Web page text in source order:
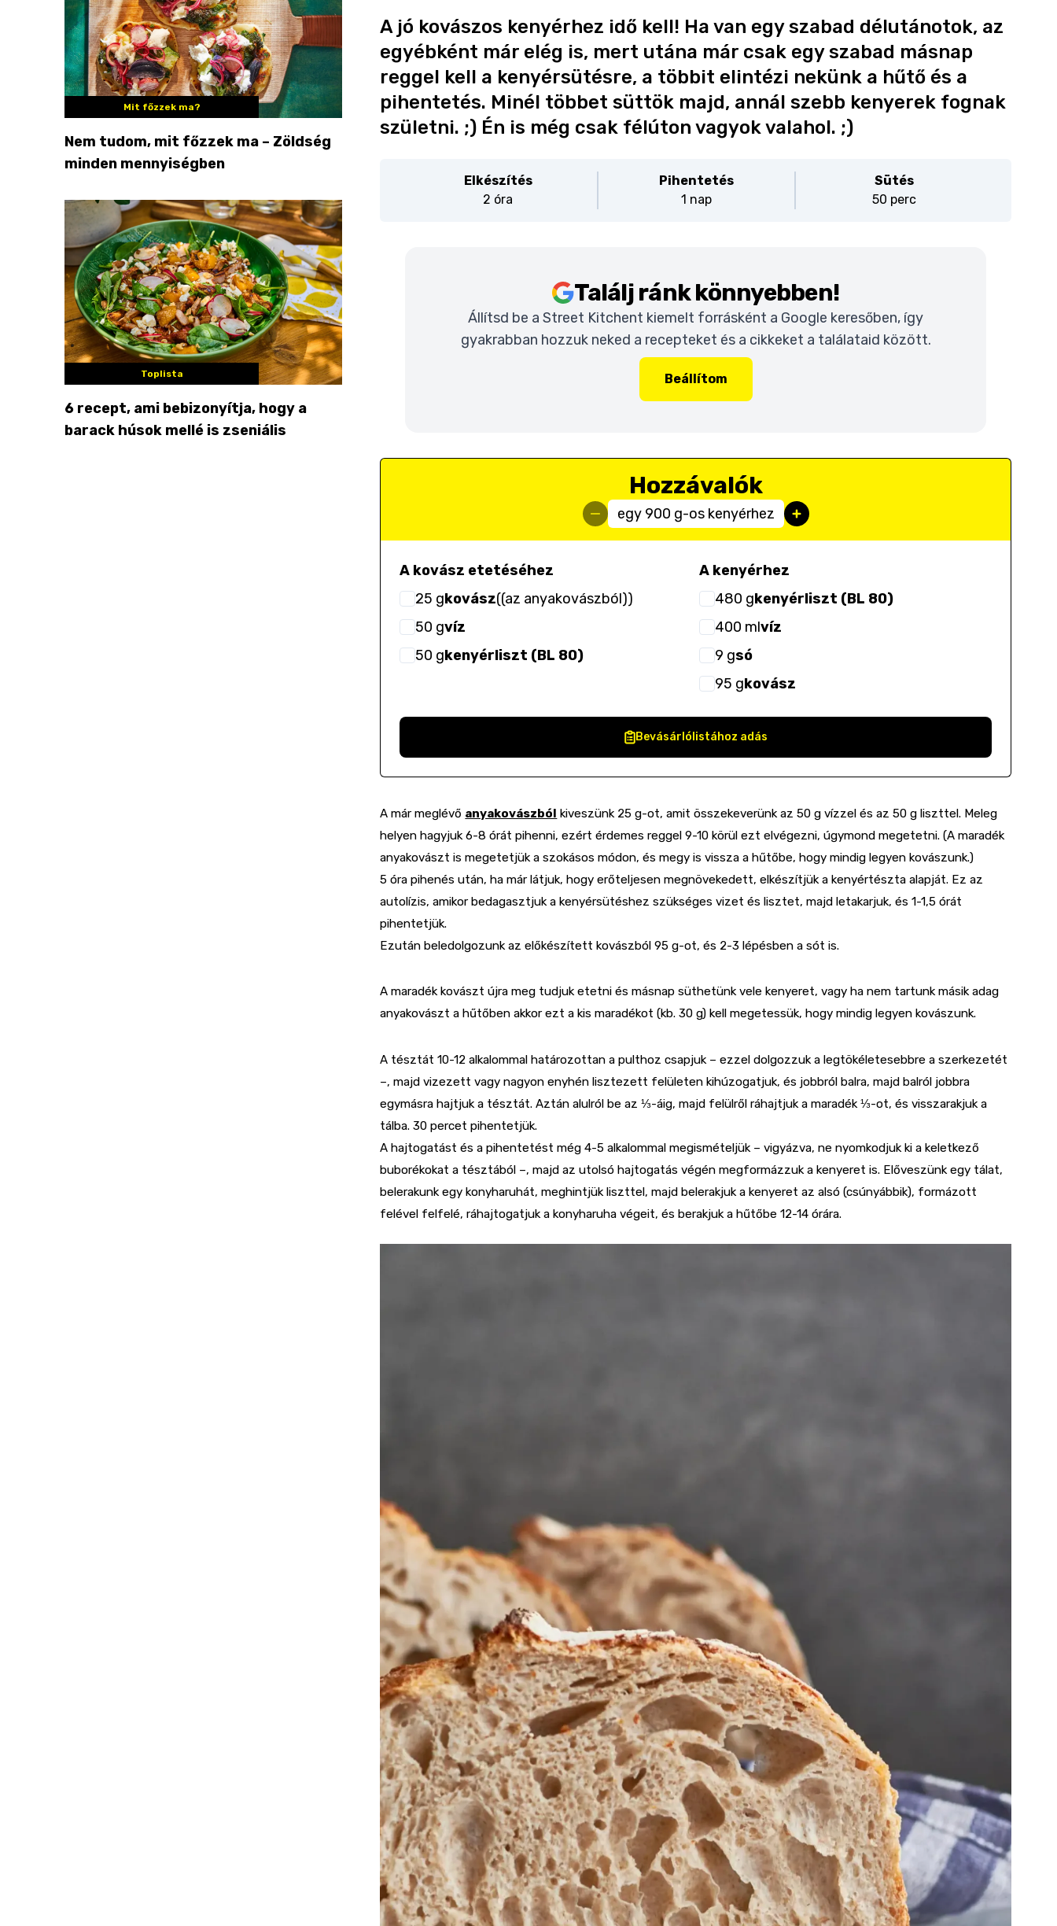
Mit főzzek ma?
Nem tudom, mit főzzek ma – Zöldség
minden mennyiségben
Toplista
6 recept, ami bebizonyítja, hogy a
barack húsok mellé is zseniális
A jó kovászos kenyérhez idő kell! Ha van egy szabad délutánotok, az
egyébként már elég is, mert utána már csak egy szabad másnap
reggel kell a kenyérsütésre, a többit elintézi nekünk a hűtő és a
pihentetés. Minél többet süttök majd, annál szebb kenyerek fognak
születni. ;) Én is még csak félúton vagyok valahol. ;)
Elkészítés
2 óra
Pihentetés
1 nap
Sütés
50 perc
Találj ránk könnyebben!
Állítsd be a Street Kitchent kiemelt forrásként a Google keresőben, így
gyakrabban hozzuk neked a recepteket és a cikkeket a találataid között.
Beállítom
Hozzávalók
egy 900 g-os kenyérhez
A kovász etetéséhez
25 gkovász((az anyakovászból))
50 gvíz
50 gkenyérliszt (BL 80)
A kenyérhez
480 gkenyérliszt (BL 80)
400 mlvíz
9 gsó
95 gkovász
Bevásárlólistához adás
A már meglévő anyakovászból kiveszünk 25 g-ot, amit összekeverünk az 50 g vízzel és az 50 g liszttel. Meleg
helyen hagyjuk 6-8 órát pihenni, ezért érdemes reggel 9-10 körül ezt elvégezni, úgymond megetetni. (A maradék
anyakovászt is megetetjük a szokásos módon, és megy is vissza a hűtőbe, hogy mindig legyen kovászunk.)
5 óra pihenés után, ha már látjuk, hogy erőteljesen megnövekedett, elkészítjük a kenyértészta alapját. Ez az
autolízis, amikor bedagasztjuk a kenyérsütéshez szükséges vizet és lisztet, majd letakarjuk, és 1-1,5 órát
pihentetjük.
Ezután beledolgozunk az előkészített kovászból 95 g-ot, és 2-3 lépésben a sót is.
A maradék kovászt újra meg tudjuk etetni és másnap süthetünk vele kenyeret, vagy ha nem tartunk másik adag
anyakovászt a hűtőben akkor ezt a kis maradékot (kb. 30 g) kell megetessük, hogy mindig legyen kovászunk.
A tésztát 10-12 alkalommal határozottan a pulthoz csapjuk – ezzel dolgozzuk a legtökéletesebbre a szerkezetét
–, majd vizezett vagy nagyon enyhén lisztezett felületen kihúzogatjuk, és jobbról balra, majd balról jobbra
egymásra hajtjuk a tésztát. Aztán alulról be az ⅓-áig, majd felülről ráhajtjuk a maradék ⅓-ot, és visszarakjuk a
tálba. 30 percet pihentetjük.
A hajtogatást és a pihentetést még 4-5 alkalommal megismételjük – vigyázva, ne nyomkodjuk ki a keletkező
buborékokat a tésztából –, majd az utolsó hajtogatás végén megformázzuk a kenyeret is. Előveszünk egy tálat,
belerakunk egy konyharuhát, meghintjük liszttel, majd belerakjuk a kenyeret az alsó (csúnyábbik), formázott
felével felfelé, ráhajtogatjuk a konyharuha végeit, és berakjuk a hűtőbe 12-14 órára.